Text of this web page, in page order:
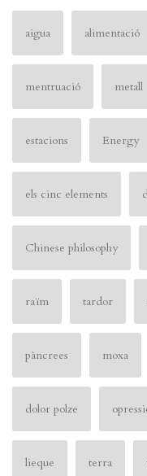
aigua alimentació
mentruació metall
estacions Energy
els cinc elements
Chinese philosophy
raïm tardor
pàncrees moxa
dolor polze
lieque terra